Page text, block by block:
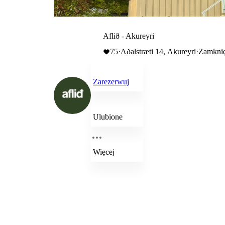
Aflið - Akureyri
75·Aðalstræti 14, Akureyri·
Zarezerwuj
Ulubione
Więcej